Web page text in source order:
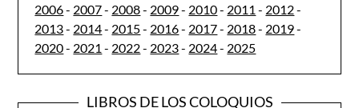
2006- 2007- 2008- 2009- 2010- 2011 - 2012-
2013- 2014- 2015- 2016- 2017- 2018- 2019-
2020- 2021 - 2022- 2023- 2024- 2025
LIBROS DE LOS COLOQUIOS